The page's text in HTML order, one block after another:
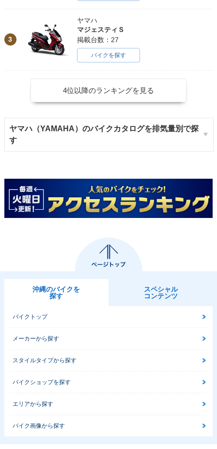
3
ヤマハ
マジェスティＳ
掲載台数：27
バイクを探す
4位以降のランキングを見る
ヤマハ（YAMAHA）のバイクカタログを排気量別で探
す
沖縄のバイクを
探す
スペシャル
コンテンツ
バイクトップ
メーカーから探す
スタイルタイプから探す
バイクショップを探す
エリアから探す
バイク画像から探す